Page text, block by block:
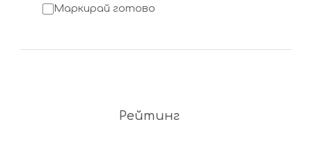
Маркирай готово
Рейтинг